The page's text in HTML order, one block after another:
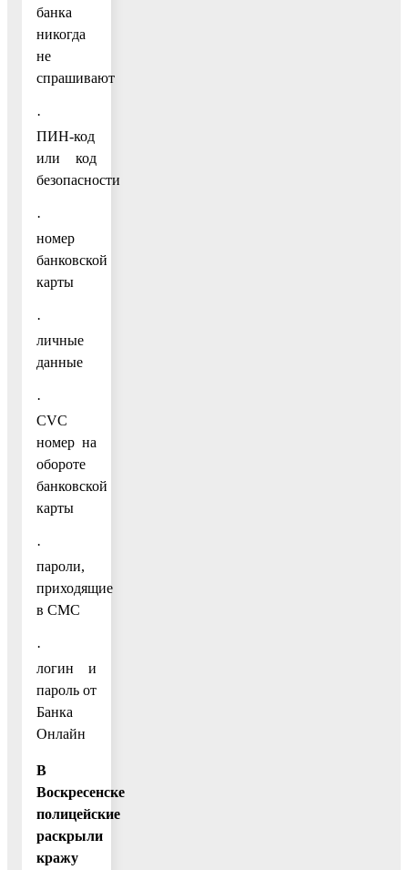
банка
никогда
не
спрашивают
·
ПИН-код
или код
безопасности
·
номер
банковской
карты
·
личные
данные
·
CVС
номер на
обороте
банковской
карты
·
пароли,
приходящие
в СМС
·
логин и
пароль от
Банка
Онлайн
В
Воскресенске
полицейские
раскрыли
кражу